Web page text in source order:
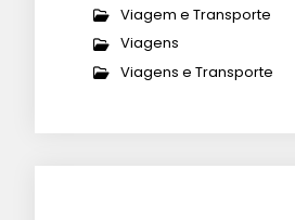
Viagem e Transporte
Viagens
Viagens e Transporte